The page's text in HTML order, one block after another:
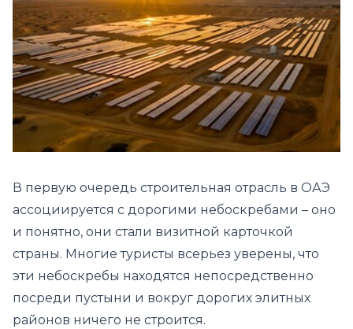
В первую очередь строительная отрасль в ОАЭ
ассоциируется с дорогими небоскребами – оно
и понятно, они стали визитной карточкой
страны. Многие туристы всерьез уверены, что
эти небоскребы находятся непосредственно
посреди пустыни и вокруг дорогих элитных
районов ничего не строится.